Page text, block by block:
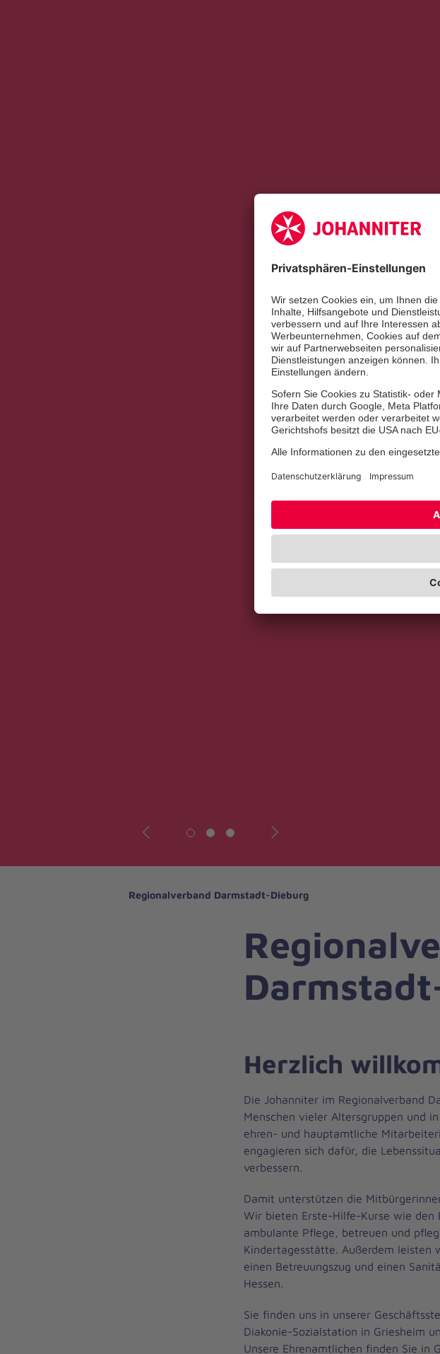
Regionalverband Darmstadt-Dieburg
Herzlich
Die Johanniter im Regionalverband
Menschen vieler Altersgruppen und
ehren- und hauptamtliche
engagieren sich dafür, die
verbessern.
Damit unterstützen die
Wir bieten Erste-Hilfe-Kurse wie den
ambulante Pflege, betreuen und
Kindertagesstätte. Außerdem leisten
einen Betreuungszug und einen
Hessen.
Sie finden uns in unserer
Diakonie-Sozialstation in Griesheim
Unsere Ehrenamtlichen finden Sie in